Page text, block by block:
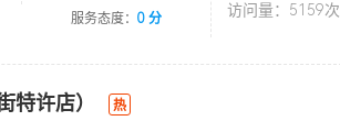
服务态度： 0 分
访问量：5159次
特许店） 热